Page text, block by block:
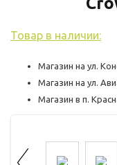
Товар в наличии:
Магазин на ул.
Магазин на ул.
Магазин в п.
помогают
и сделать
Рекламные
для целей
качества